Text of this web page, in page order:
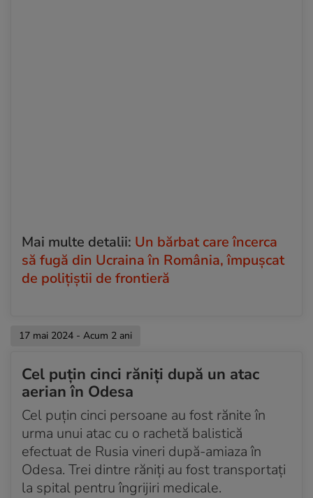
Mai multe detalii: Un bărbat care încerca
să fugă din Ucraina în România, împușcat
de polițiștii de frontieră
17 mai 2024 - Acum 2 ani
Cel puțin cinci răniți după un atac
aerian în Odesa
Cel puțin cinci persoane au fost rănite în
urma unui atac cu o rachetă balistică
efectuat de Rusia vineri după-amiaza în
Odesa. Trei dintre răniți au fost transportați
la spital pentru îngrijiri medicale.